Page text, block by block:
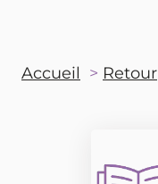
Accueil Retour